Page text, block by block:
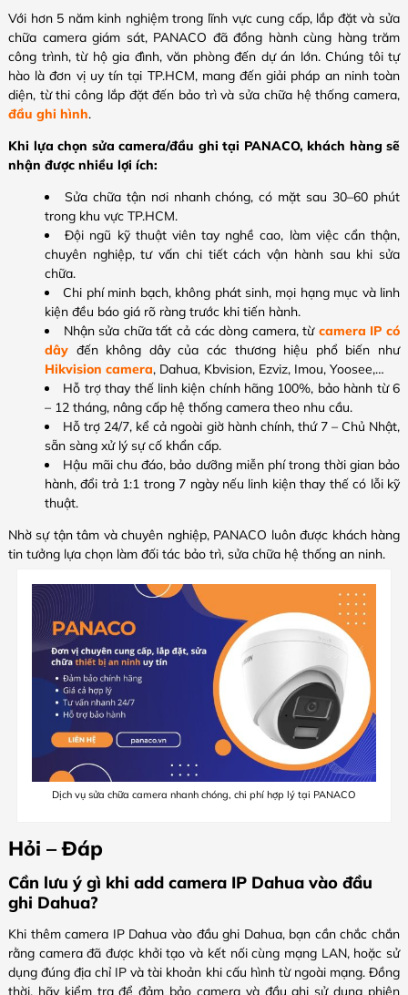
Với hơn 5 năm kinh nghiệm trong lĩnh vực cung cấp, lắp đặt và sửa
chữa camera giám sát, PANACO đã đồng hành cùng hàng trăm
công trình, từ hộ gia đình, văn phòng đến dự án lớn. Chúng tôi tự
hào là đơn vị uy tín tại TP.HCM, mang đến giải pháp an ninh toàn
diện, từ thi công lắp đặt đến bảo trì và sửa chữa hệ thống camera,
đầu ghi hình.
Khi lựa chọn sửa camera/đầu ghi tại PANACO, khách hàng sẽ
nhận được nhiều lợi ích:
Sửa chữa tận nơi nhanh chóng, có mặt sau 30–60 phút
trong khu vực TP.HCM.
Đội ngũ kỹ thuật viên tay nghề cao, làm việc cẩn thận,
chuyên nghiệp, tư vấn chi tiết cách vận hành sau khi sửa
chữa.
Chi phí minh bạch, không phát sinh, mọi hạng mục và linh
kiện đều báo giá rõ ràng trước khi tiến hành.
Nhận sửa chữa tất cả các dòng camera, từ camera IP có
dây đến không dây của các thương hiệu phổ biến như
Hikvision camera, Dahua, Kbvision, Ezviz, Imou, Yoosee,…
Hỗ trợ thay thế linh kiện chính hãng 100%, bảo hành từ 6
– 12 tháng, nâng cấp hệ thống camera theo nhu cầu.
Hỗ trợ 24/7, kể cả ngoài giờ hành chính, thứ 7 – Chủ Nhật,
sẵn sàng xử lý sự cố khẩn cấp.
Hậu mãi chu đáo, bảo dưỡng miễn phí trong thời gian bảo
hành, đổi trả 1:1 trong 7 ngày nếu linh kiện thay thế có lỗi kỹ
thuật.
Nhờ sự tận tâm và chuyên nghiệp, PANACO luôn được khách hàng
tin tưởng lựa chọn làm đối tác bảo trì, sửa chữa hệ thống an ninh.
Dịch vụ sửa chữa camera nhanh chóng, chi phí hợp lý tại PANACO
Hỏi – Đáp
Cần lưu ý gì khi add camera IP Dahua vào đầu
ghi Dahua?
Khi thêm camera IP Dahua vào đầu ghi Dahua, bạn cần chắc chắn
rằng camera đã được khởi tạo và kết nối cùng mạng LAN, hoặc sử
dụng đúng địa chỉ IP và tài khoản khi cấu hình từ ngoài mạng. Đồng
thời, hãy kiểm tra để đảm bảo camera và đầu ghi sử dụng phiên